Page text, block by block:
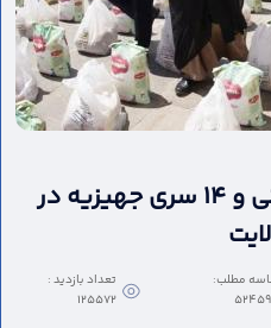
توزیع ۲۰۰۰ بسته معیشتی و ۱۴ سری جهیزیه در
مطلب:
تعداد بازدید :
125572